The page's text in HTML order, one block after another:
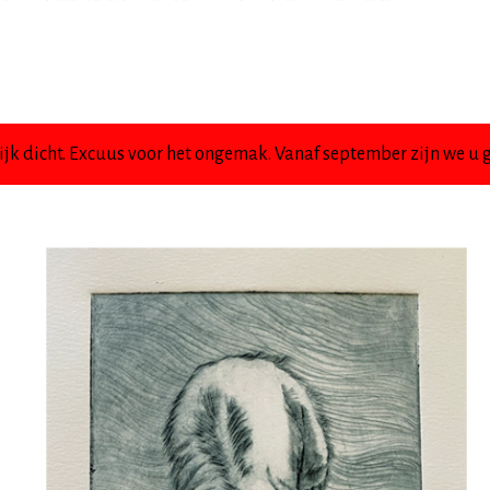
dicht. Excuus voor het ongemak. Vanaf september zijn we u